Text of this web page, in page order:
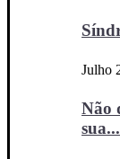
Julho
Não
sua...